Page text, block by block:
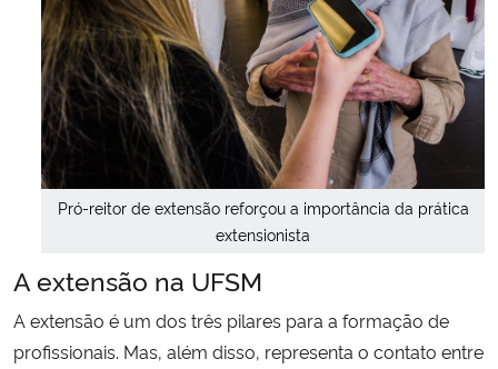
Pró-reitor de extensão reforçou a importância da prática
extensionista
A extensão na UFSM
A extensão é um dos três pilares para a formação de
profissionais. Mas, além disso, representa o contato entre